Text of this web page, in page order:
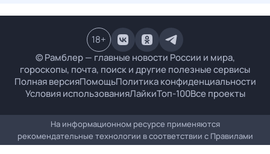
© Рамблер — главные новости России и мира,
гороскопы, почта, поиск и другие полезные сервисы
Полная версияПомощьПолитика конфиденциальности
Условия использованияЛайкиТоп-100Все проекты
18+
На информационном ресурсе применяются
рекомендательные технологии в соответствии с Правилами